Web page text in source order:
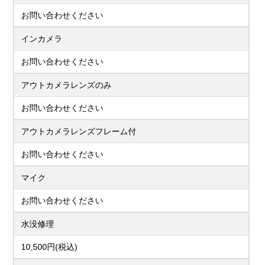
お問い合わせください
インカメラ
お問い合わせください
アウトカメラレンズのみ
お問い合わせください
アウトカメラレンズフレーム付
お問い合わせください
マイク
お問い合わせください
水没修理
10,500円(税込)